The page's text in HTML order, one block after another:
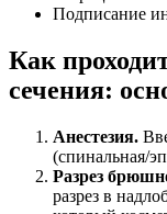
Подписание
Как
сечения:
Анестезия.
(спинальная/
Разрез
разрез в